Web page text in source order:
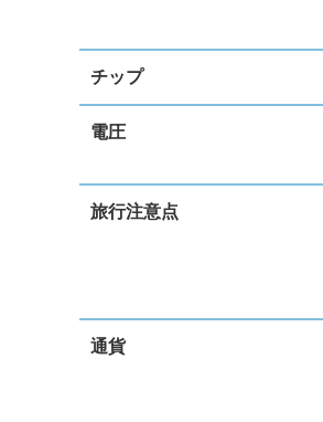
チップ
電圧
旅行注意点
通貨